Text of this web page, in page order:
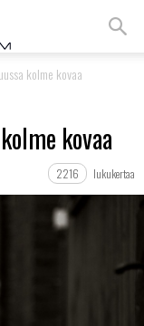
kolme kovaa
kovaa
2216 lukukertaa